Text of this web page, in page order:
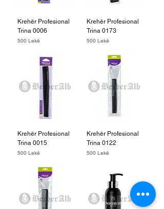
Krehër Profesional
Trina 0006
Price
500 Lekë
Krehër Profesional
Trina 0173
Price
500 Lekë
Krehër Profesional
Trina 0015
Price
500 Lekë
Krehër Profesional
Trina 0122
Price
500 Lekë